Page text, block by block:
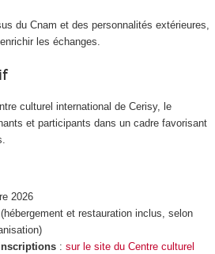
du Cnam et des personnalités extérieures,
les échanges.
culturel international de Cerisy, le
et participants dans un cadre favorisant
2026
et restauration inclus, selon
: sur le site du Centre culturel